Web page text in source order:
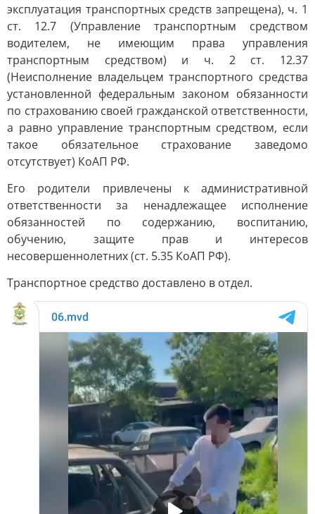
эксплуатация транспортных средств запрещена), ч. 1
ст. 12.7 (Управление транспортным средством
водителем, не имеющим права управления
транспортным средством) и ч. 2 ст. 12.37
(Неисполнение владельцем транспортного средства
установленной федеральным законом обязанности
по страхованию своей гражданской ответственности,
а равно управление транспортным средством, если
такое обязательное страхование заведомо
отсутствует) КоАП РФ.
Его родители привлечены к административной
ответственности за ненадлежащее исполнение
обязанностей по содержанию, воспитанию,
обучению, защите прав и интересов
несовершеннолетних (ст. 5.35 КоАП РФ).
Транспортное средство доставлено в отдел.